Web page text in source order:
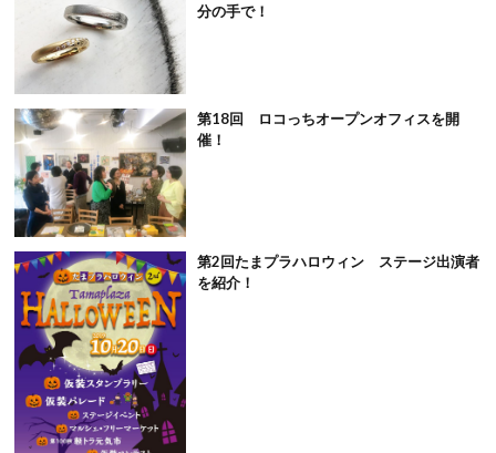
分の手で！
第18回 ロコっちオープンオフィスを開
催！
第2回たまプラハロウィン ステージ出演者
を紹介！